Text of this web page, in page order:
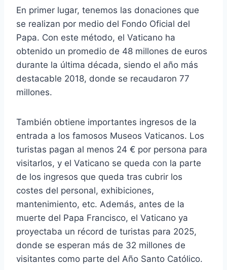
En primer lugar, tenemos las donaciones que
se realizan por medio del Fondo Oficial del
Papa. Con este método, el Vaticano ha
obtenido un promedio de 48 millones de euros
durante la última década, siendo el año más
destacable 2018, donde se recaudaron 77
millones.
También obtiene importantes ingresos de la
entrada a los famosos Museos Vaticanos. Los
turistas pagan al menos 24 € por persona para
visitarlos, y el Vaticano se queda con la parte
de los ingresos que queda tras cubrir los
costes del personal, exhibiciones,
mantenimiento, etc. Además, antes de la
muerte del Papa Francisco, el Vaticano ya
proyectaba un récord de turistas para 2025,
donde se esperan más de 32 millones de
visitantes como parte del Año Santo Católico.